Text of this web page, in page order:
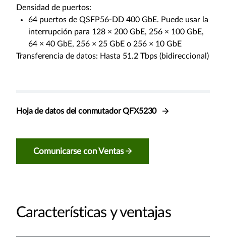
Densidad de puertos:
64 puertos de QSFP56-DD 400 GbE. Puede usar la
interrupción para 128 × 200 GbE, 256 × 100 GbE,
64 × 40 GbE, 256 × 25 GbE o 256 × 10 GbE
Transferencia de datos: Hasta 51.2 Tbps (bidireccional)
Hoja de datos del conmutador QFX5230
Comunicarse con Ventas
Características y ventajas